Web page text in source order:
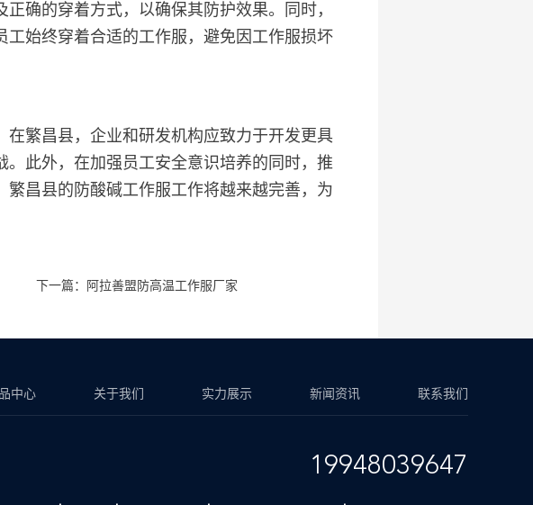
确的穿着方式，以确保其防护效果。同时，
始终穿着合适的工作服，避免因工作服损坏
繁昌县，企业和研发机构应致力于开发更具
此外，在加强员工安全意识培养的同时，推
昌县的防酸碱工作服工作将越来越完善，为
下一篇：阿拉善盟防高温工作服厂家
中心 关于我们 实力展示 新闻资讯 联系我们
19948039647